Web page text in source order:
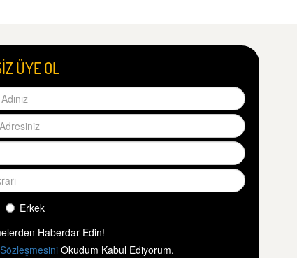
ÜYE OL
Erkek
Haberdar Edin!
Okudum Kabul Ediyorum.